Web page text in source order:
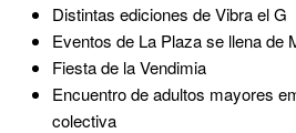
Distintas ediciones de Vibra el G
Eventos de La Plaza se llena de
Fiesta de la Vendimia
Encuentro de adultos mayores
colectiva